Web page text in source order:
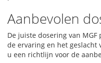
Aanbevolen
De juiste dosering van
de ervaring en het
u een richtlijn voor de